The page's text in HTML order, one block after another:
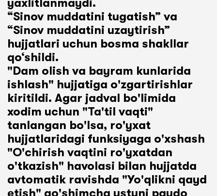
yaxlitlanmaydi.
“Sinov muddatini tugatish” va
“Sinov muddatini uzaytirish”
hujjatlari uchun bosma shakllar
qo‘shildi.
"Dam olish va bayram kunlarida
ishlash" hujjatiga o'zgartirishlar
kiritildi. Agar jadval bo'limida
xodim uchun "Ta'til vaqti"
tanlangan bo'lsa, ro'yxat
hujjatlaridagi funksiyaga o'xshash
"O'chirish vaqtini ro'yxatdan
o'tkazish" havolasi bilan hujjatda
avtomatik ravishda "Yo'qlikni qayd
etish" qo'shimcha ustuni paydo